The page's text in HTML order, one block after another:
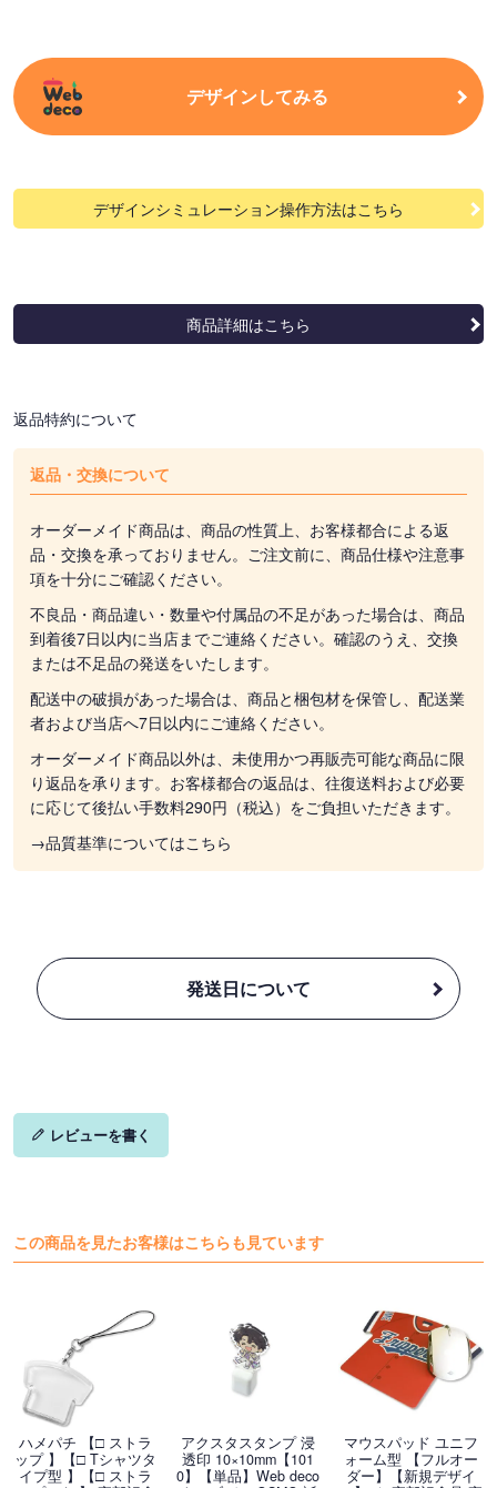
デザインしてみる
デザインシミュレーション操作方法はこちら
商品詳細はこちら
返品特約について
返品・交換について
オーダーメイド商品は、商品の性質上、お客様都合による返
品・交換を承っておりません。ご注文前に、商品仕様や注意事
項を十分にご確認ください。
不良品・商品違い・数量や付属品の不足があった場合は、商品
到着後7日以内に当店までご連絡ください。確認のうえ、交換
または不足品の発送をいたします。
配送中の破損があった場合は、商品と梱包材を保管し、配送業
者および当店へ7日以内にご連絡ください。
オーダーメイド商品以外は、未使用かつ再販売可能な商品に限
り返品を承ります。お客様都合の返品は、往復送料および必要
に応じて後払い手数料290円（税込）をご負担いただきます。
→品質基準についてはこちら
発送日について
レビューを書く
この商品を見たお客様はこちらも見ています
ハメパチ 【□ ストラ
ップ 】【□ Tシャツタ
イプ型 】【□ ストラ
アクスタスタンプ 浸
透印 10×10mm【101
0】【単品】Web deco
マウスパッド ユニフ
ォーム型 【フルオー
ダー】【新規デザイ